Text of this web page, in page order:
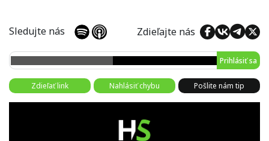
Sledujte nás Zdieľajte nás
Prihlásiť sa
Zdieľať link Nahlásiť chybu Pošlite nám tip